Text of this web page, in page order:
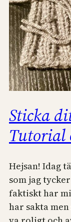
Sticka
Tutorial
Hejsan! Idag
som jag
faktiskt har
har sakta